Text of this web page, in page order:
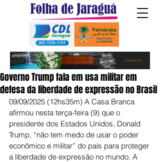
Governo Trump fala em usa militar em
defesa da liberdade de expressão no Brasil
09/09/2025 (12hs35m) A Casa Branca
afirmou nesta terça-feira (9) que o
presidente dos Estados Unidos, Donald
Trump, “não tem medo de usar o poder
econômico e militar” do país para proteger
a liberdade de expressão no mundo. A